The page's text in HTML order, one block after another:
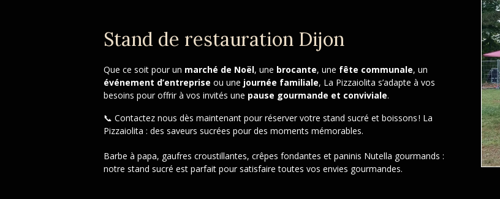
Stand de restauration Dijon
Que ce soit pour un marché de Noël, une brocante, une fête communale, un
événement d’entreprise ou une journée familiale, La Pizzaiolita s’adapte à vos
besoins pour offrir à vos invités une pause gourmande et conviviale.
📞Contactez nous dès maintenant pour réserver votre stand sucré et boissons ! La
Pizzaiolita : des saveurs sucrées pour des moments mémorables.
Barbe à papa, gaufres croustillantes, crêpes fondantes et paninis Nutella gourmands :
notre stand sucré est parfait pour satisfaire toutes vos envies gourmandes.